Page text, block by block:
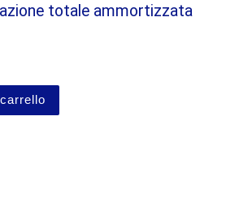
totale ammortizzata